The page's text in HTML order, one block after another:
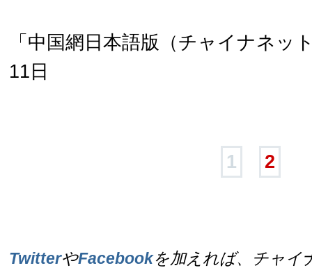
「中国網日本語版（チャイナネ
11日
1 2
TwitterやFacebookを加えれば、チャイ